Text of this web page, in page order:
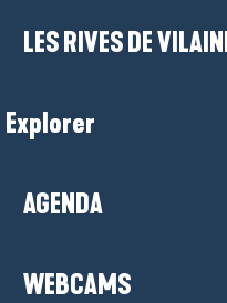
LES RIVES DE
Explorer
AGENDA
WEBCAMS
:
dans le monde des